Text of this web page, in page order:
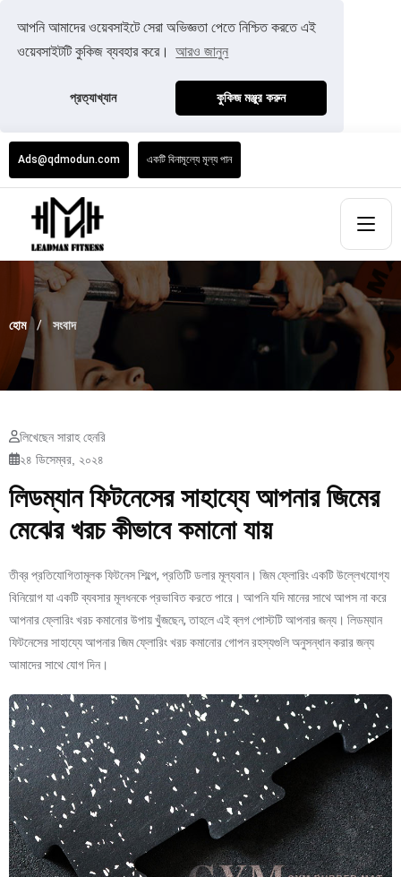
আপনি আমাদের ওয়েবসাইটে সেরা অভিজ্ঞতা পেতে নিশ্চিত করতে এই
ওয়েবসাইটটি কুকিজ ব্যবহার করে।
আরও জানুন
প্রত্যাখ্যান কুকিজ মঞ্জুর করুন
Ads@qdmodun.com একটি বিনামূল্যে মূল্য পান
হোম সংবাদ
লিখেছেন সারাহ হেনরি
২৪ ডিসেম্বর, ২০২৪
লিডম্যান ফিটনেসের সাহায্যে আপনার জিমের
মেঝের খরচ কীভাবে কমানো যায়
তীব্র প্রতিযোগিতামূলক ফিটনেস শিল্পে, প্রতিটি ডলার মূল্যবান। জিম ফ্লোরিং একটি উল্লেখযোগ্য
বিনিয়োগ যা একটি ব্যবসার মূলধনকে প্রভাবিত করতে পারে। আপনি যদি মানের সাথে আপস না করে
আপনার ফ্লোরিং খরচ কমানোর উপায় খুঁজছেন, তাহলে এই ব্লগ পোস্টটি আপনার জন্য। লিডম্যান
ফিটনেসের সাহায্যে আপনার জিম ফ্লোরিং খরচ কমানোর গোপন রহস্যগুলি অনুসন্ধান করার জন্য
আমাদের সাথে যোগ দিন।